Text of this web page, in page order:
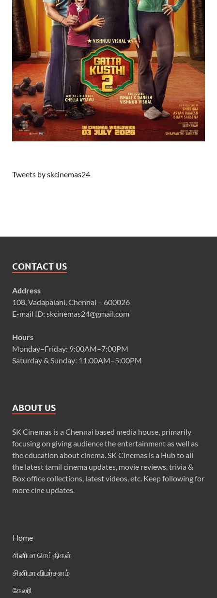
Tweets by skcinemas24
CONTACT US
Address
108, Vadapalani, Chennai – 600026
E-mail ID: skcinemas24@gmail.com
Hours
Monday–Friday: 9:00AM–7:00PM
Saturday & Sunday: 11:00AM–5:00PM
ABOUT US
SK Cinemas is a Chennai based media house, primarily
focusing on giving audience the entertainment as well as
the education about cinema. SK Cinemas is a Hub to all
the latest tamil cinema updates, movie reviews, trivia &
Box office collections, latest videos, etc. Keep following for
more cine updates.
Home
சினிமா செய்திகள்
சினிமா விமர்சனம்
கேலரி